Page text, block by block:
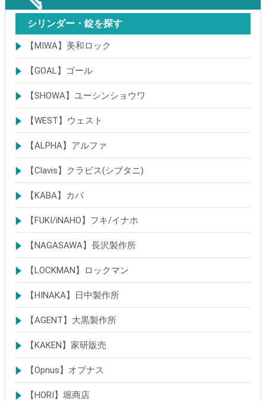
シリンダー・錠を探す
【MIWA】美和ロック
シリンダー
レバーハンドル錠
ケースロック
モノロック
本締錠
引戸錠
引違戸錠
ガラス扉錠
補助錠
グレモン錠
自動施錠錠
面付錠
内部錠
プッシュプル錠
キーレス錠
インダストリアルロック・カムロック
ポスト錠
ハンドル
サムターン
フロントプレート
ストライク
樹脂カバー・非常カバー
交換・補修錠前
交換・補修部材
M品番特殊錠(Kシリーズ)
その他
【GOAL】ゴール
シリンダー
錠
錠前部品
その他
【SHOWA】ユーシンショウワ
シリンダー
錠
その他
【WEST】ウェスト
シリンダー
錠
その他
【ALPHA】アルファ
シリンダー
錠
南京錠
【Clavis】クラビス(シブタニ)
シリンダー
錠
【KABA】カバ
シリンダー
錠・ロック製品
【FUKI/iNAHO】フキ/イナホ
TIERKEYシリンダー
ロック製品
【NAGASAWA】長沢製作所
シリンダー
古代・古代ネオ装飾錠
KEYLEX/キーレックス
レバーハンドルシリーズ
【LOCKMAN】ロックマン
メガクロスSPシリンダー
デジタルロック
【HINAKA】日中製作所
SEPA/HDSシリンダー
SEPA・AGE・GIAロック製品
【AGENT】大黒製作所
LSシリンダー
錠・ロック製品
【KAKEN】家研販売
ベルウェーブキー
ロック製品
【Opnus】オプナス
シリンダー
ロック製品
【HORI】堀商店